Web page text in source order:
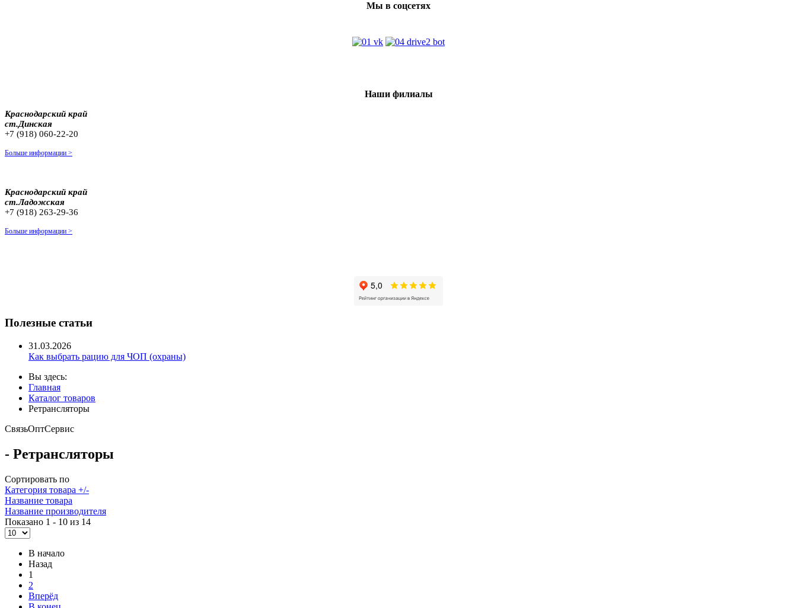
Мы в соцсетях
Наши филиалы
Краснодарский край
ст.Динская
+7 (918) 060-22-20
Больше информации >
Краснодарский край
ст.Ладожская
+7 (918) 263-29-36
Больше информации >
Полезные статьи
31.03.2026
Как выбрать рацию для ЧОП (охраны)
Вы здесь:
Главная
Каталог товаров
Ретрансляторы
СвязьОптСервис
- Ретрансляторы
Сортировать по
Категория товара +/-
Название товара
Название производителя
Показано 1 - 10 из 14
В начало
Назад
1
2
Вперёд